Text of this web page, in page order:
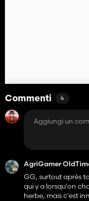
Commenti 4
AgriGamer
GG, surtout après
qui y a lorsqu'on
herbe, mais c'est